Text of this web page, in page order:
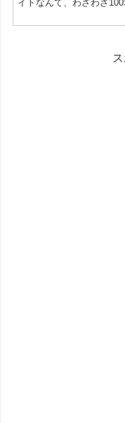
イトなんて、わざわざ
車ライトは、その手軽さ
イトが人気なの？ ダイ